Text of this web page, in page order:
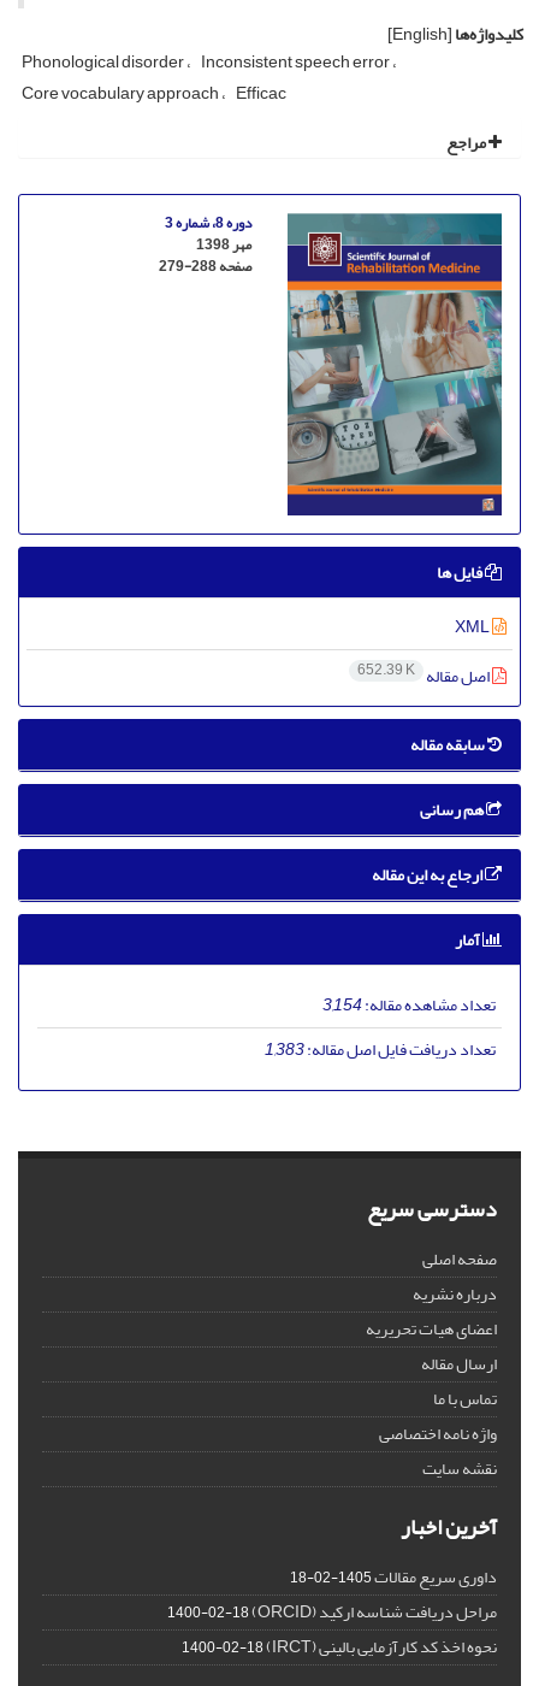
کلیدواژه‌ها[English]
Phonological disorder Inconsistent speech error
Core vocabulary approach Efficac
مراجع
دوره 8، شماره 3
مهر 1398
صفحه279-288
فایل ها
اصل مقاله 652.39 K
سابقه مقاله
هم رسانی
ارجاع به این مقاله
آمار
تعداد مشاهده مقاله:3,154
تعداد دریافت فایل اصل مقاله:1,383
دسترسی سریع
صفحه اصلی
درباره نشریه
اعضای هیات تحریریه
ارسال مقاله
تماس با ما
واژه نامه اختصاصی
نقشه سایت
آخرین اخبار
داوری سریع مقالات1405-02-18
مراحل دریافت شناسه ارکید (ORCID) 1400-02-18
نحوه اخذ کد کارآزمایی بالینی (IRCT) 1400-02-18